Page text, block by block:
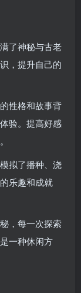
了神秘与古老
，提升自己的
性格和故事背
验。提高好感
拟了播种、浇
乐趣和成就
，每一次探索
一种休闲方